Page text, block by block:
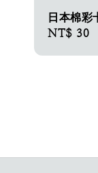
日本棉彩
Regular
NT$ 30